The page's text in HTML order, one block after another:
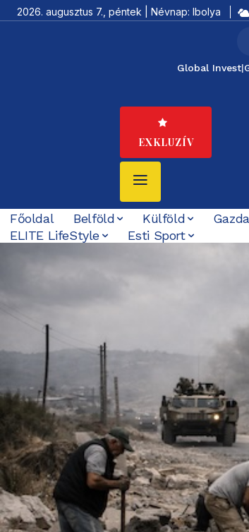
2026. augusztus 7., péntek | Névnap: Ibolya
Global Invest|
EXKLUZÍV
Főoldal Belföld Külföld
ELITE LifeStyle
Esti Sport